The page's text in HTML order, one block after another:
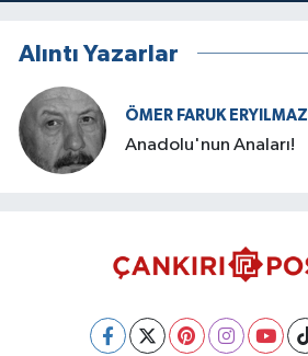
Alıntı Yazarlar
ÖMER FARUK ERYILMAZ
Anadolu'nun Anaları!